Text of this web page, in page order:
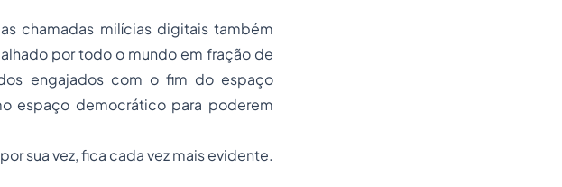
chamadas milícias digitais também
por todo o mundo em fração de
engajados com o fim do espaço
espaço democrático para poderem
sua vez, fica cada vez mais evidente.